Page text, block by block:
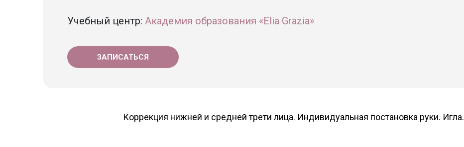
Учебный центр: Академия образования «Elia Grazia»
ЗАПИСАТЬСЯ
Коррекция нижней и средней трети лица. Индивидуальная постановка руки. Игла.